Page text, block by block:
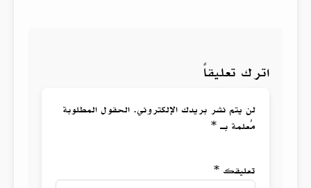
اترك تعليقاً
لن يتم نشر بريدك الإلكتروني. الحقول المطلوبة
مُعلمة بـ *
تعليقك *